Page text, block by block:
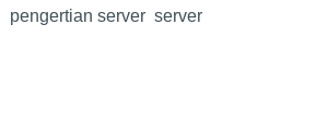
pengertian server server